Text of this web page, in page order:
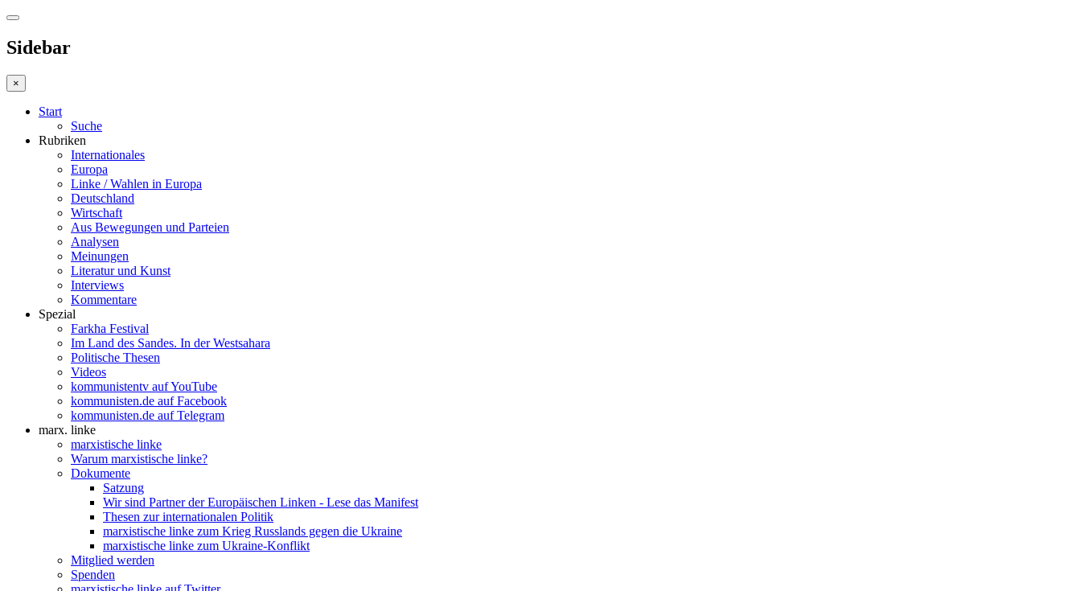
Sidebar
×
Start
Suche
Rubriken
Internationales
Europa
Linke / Wahlen in Europa
Deutschland
Wirtschaft
Aus Bewegungen und Parteien
Analysen
Meinungen
Literatur und Kunst
Interviews
Kommentare
Spezial
Farkha Festival
Im Land des Sandes. In der Westsahara
Politische Thesen
Videos
kommunistentv auf YouTube
kommunisten.de auf Facebook
kommunisten.de auf Telegram
marx. linke
marxistische linke
Warum marxistische linke?
Dokumente
Satzung
Wir sind Partner der Europäischen Linken - Lese das Manifest
Thesen zur internationalen Politik
marxistische linke zum Krieg Russlands gegen die Ukraine
marxistische linke zum Ukraine-Konflikt
Mitglied werden
Spenden